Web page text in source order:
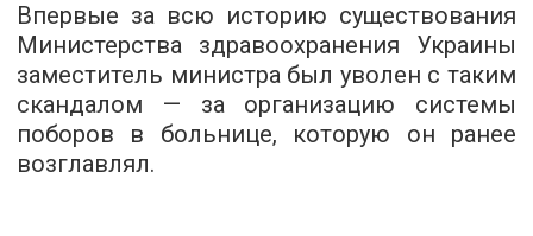
Впервые за всю историю существования
Министерства здравоохранения Украины
заместитель министра был уволен с таким
скандалом — за организацию системы
поборов в больнице, которую он ранее
возглавлял.